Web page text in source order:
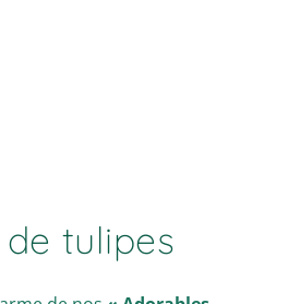
tulipes